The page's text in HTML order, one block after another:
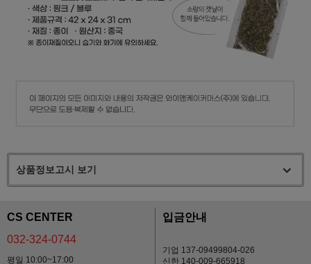
상품정보고시 보기
CS CENTER
032-324-0744
평일 10:00~17:00
입금안내
기업 137-09499804-026
신한 140-009-665918